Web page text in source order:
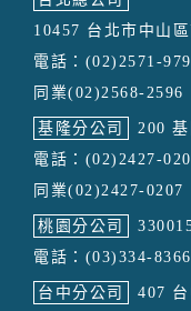
10457 台北市中山
電話：(02)2571-
同業(02)2568-2596
基隆分公司
200
電話：(02)2427-
同業(02)2427-0207
桃園分公司
電話：(03)334-8366
台中分公司 407